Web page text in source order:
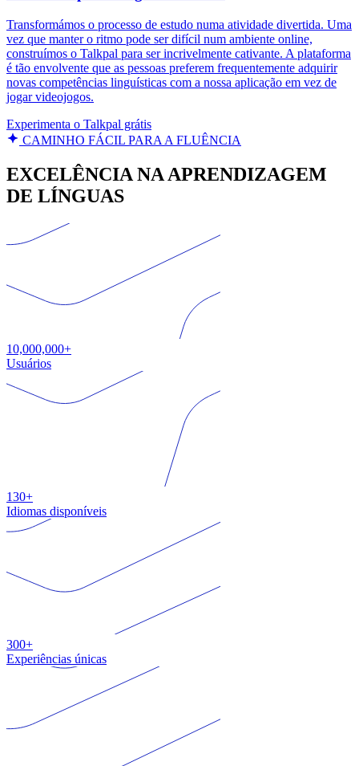
Transformámos o processo de estudo numa atividade divertida. Uma
vez que manter o ritmo pode ser difícil num ambiente online,
construímos o Talkpal para ser incrivelmente cativante. A plataforma
é tão envolvente que as pessoas preferem frequentemente adquirir
novas competências linguísticas com a nossa aplicação em vez de
jogar videojogos.
Experimenta o Talkpal grátis
CAMINHO FÁCIL PARA A FLUÊNCIA
EXCELÊNCIA NA APRENDIZAGEM
DE LÍNGUAS
10,000,000+
Usuários
130+
Idiomas disponíveis
300+
Experiências únicas